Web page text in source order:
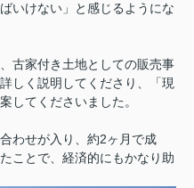
いけない」と感じるようにな
古家付き土地としての販売事
しく説明してくださり、「現
してくださいました。
わせが入り、約2ヶ月で成
ことで、経済的にもかなり助